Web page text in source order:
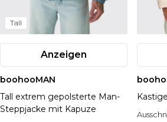
Tall
Anzeigen
boohooMAN
Tall extrem gepolsterte Man-
Steppjacke mit Kapuze